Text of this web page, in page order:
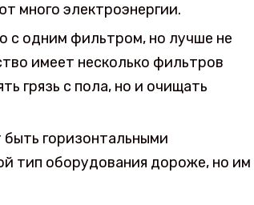
много электроэнергии.
с одним фильтром, но лучше не
имеет несколько фильтров
грязь с пола, но и очищать
горизонтальными
тип оборудования дороже, но им